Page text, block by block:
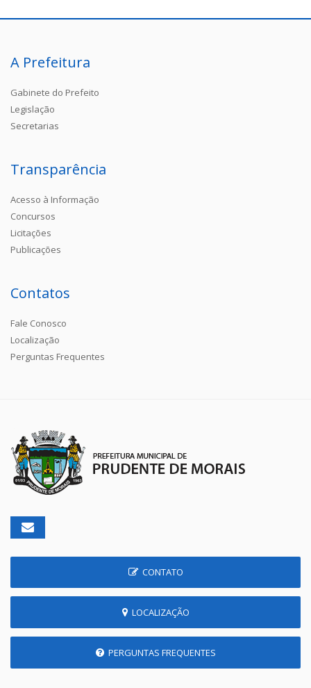
A Prefeitura
Gabinete do Prefeito
Legislação
Secretarias
Transparência
Acesso à Informação
Concursos
Licitações
Publicações
Contatos
Fale Conosco
Localização
Perguntas Frequentes
CONTATO
LOCALIZAÇÃO
PERGUNTAS FREQUENTES